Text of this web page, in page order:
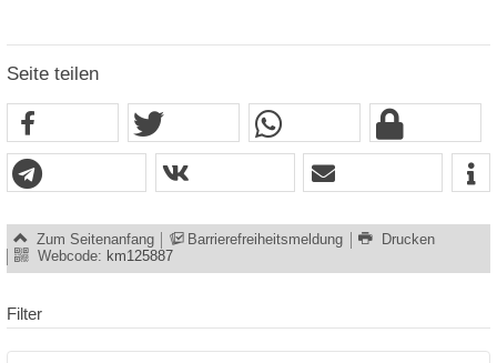
Seite teilen
Zum Seitenanfang Barrierefreiheitsmeldung
Drucken
Webcode: km125887
Filter